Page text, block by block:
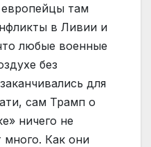
там
в Ливии и
любые военные
без
для
сам Трамп о
ничего не
много. Как они